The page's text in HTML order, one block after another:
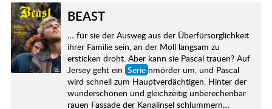
BEAST
… für sie der Ausweg aus der Überfürsorglichkeit
ihrer Familie sein, an der Moll langsam zu
ersticken droht. Aber kann sie Pascal trauen? Auf
Jersey geht ein Serie nmörder um, und Pascal
wird schnell zum Hauptverdächtigen. Hinter der
wunderschönen und gleichzeitig unberechenbar
rauen Fassade der Kanalinsel schlummern…